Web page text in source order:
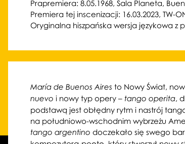
Prapremiera: 8.05.1968, Sala Planeta,
Premiera tej inscenizacji: 16.03.2023, TW-
Oryginalna hiszpańska wersja językowa z
María de Buenos Aires to Nowy Świat,
nuevo i nowy typ opery – tango operita,
podstawą jest obłędny rytm i nastrój
na południowo-wschodnim wybrzeżu
tango argentino doczekało się swego